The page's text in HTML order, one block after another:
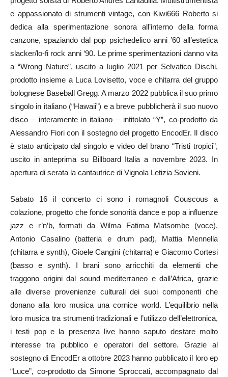
e appassionato di strumenti vintage, con Kiwi666 Roberto si
dedica alla sperimentazione sonora all’interno della forma
canzone, spaziando dal pop psichedelico anni ’60 all’estetica
slacker/lo-fi rock anni ‘90. Le prime sperimentazioni danno vita
a “Wrong Nature”, uscito a luglio 2021 per Selvatico Dischi,
prodotto insieme a Luca Lovisetto, voce e chitarra del gruppo
bolognese Baseball Gregg. A marzo 2022 pubblica il suo primo
singolo in italiano (“Hawaii”) e a breve pubblicherà il suo nuovo
disco – interamente in italiano – intitolato “Y”, co-prodotto da
Alessandro Fiori con il sostegno del progetto EncodEr. Il disco
è stato anticipato dal singolo e video del brano “Tristi tropici”,
uscito in anteprima su Billboard Italia a novembre 2023. In
apertura di serata la cantautrice di Vignola Letizia Sovieni.
Sabato 16 il concerto ci sono i romagnoli Couscous a
colazione, progetto che fonde sonorità dance e pop a influenze
jazz e r’n’b, formati da Wilma Fatima Matsombe (voce),
Antonio Casalino (batteria e drum pad), Mattia Mennella
(chitarra e synth), Gioele Cangini (chitarra) e Giacomo Cortesi
(basso e synth). I brani sono arricchiti da elementi che
traggono origini dal sound mediterraneo e dall’Africa, grazie
alle diverse provenienze culturali dei suoi componenti che
donano alla loro musica una cornice world. L’equilibrio nella
loro musica tra strumenti tradizionali e l’utilizzo dell’elettronica,
i testi pop e la presenza live hanno saputo destare molto
interesse tra pubblico e operatori del settore. Grazie al
sostegno di EncodEr a ottobre 2023 hanno pubblicato il loro ep
“Luce”, co-prodotto da Simone Sproccati, accompagnato dal